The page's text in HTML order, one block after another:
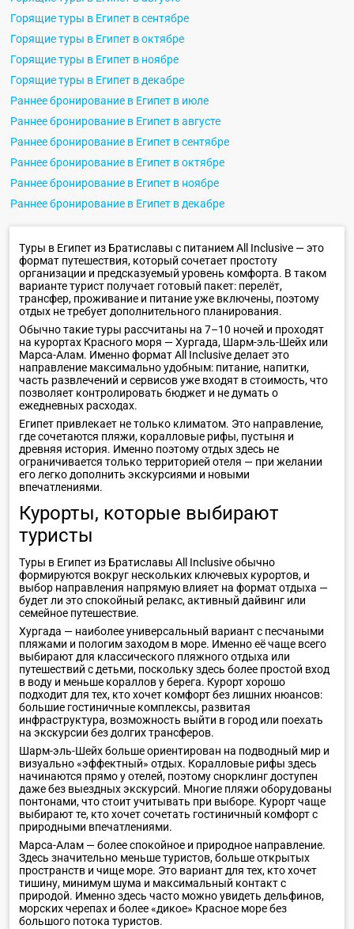
Горящие туры в Египет в сентябре
Горящие туры в Египет в октябре
Горящие туры в Египет в ноябре
Горящие туры в Египет в декабре
Раннее бронирование в Египет в июле
Раннее бронирование в Египет в августе
Раннее бронирование в Египет в сентябре
Раннее бронирование в Египет в октябре
Раннее бронирование в Египет в ноябре
Раннее бронирование в Египет в декабре
Туры в Египет из Братиславы с питанием All Inclusive — это
формат путешествия, который сочетает простоту
организации и предсказуемый уровень комфорта. В таком
варианте турист получает готовый пакет: перелёт,
трансфер, проживание и питание уже включены, поэтому
отдых не требует дополнительного планирования.
Обычно такие туры рассчитаны на 7–10 ночей и проходят
на курортах Красного моря — Хургада, Шарм-эль-Шейх или
Марса-Алам. Именно формат All Inclusive делает это
направление максимально удобным: питание, напитки,
часть развлечений и сервисов уже входят в стоимость, что
позволяет контролировать бюджет и не думать о
ежедневных расходах.
Египет привлекает не только климатом. Это направление,
где сочетаются пляжи, коралловые рифы, пустыня и
древняя история. Именно поэтому отдых здесь не
ограничивается только территорией отеля — при желании
его легко дополнить экскурсиями и новыми
впечатлениями.
Курорты, которые выбирают
туристы
Туры в Египет из Братиславы All Inclusive обычно
формируются вокруг нескольких ключевых курортов, и
выбор направления напрямую влияет на формат отдыха —
будет ли это спокойный релакс, активный дайвинг или
семейное путешествие.
Хургада — наиболее универсальный вариант с песчаными
пляжами и пологим заходом в море. Именно её чаще всего
выбирают для классического пляжного отдыха или
путешествий с детьми, поскольку здесь более простой вход
в воду и меньше кораллов у берега. Курорт хорошо
подходит для тех, кто хочет комфорт без лишних нюансов:
большие гостиничные комплексы, развитая
инфраструктура, возможность выйти в город или поехать
на экскурсии без долгих трансферов.
Шарм-эль-Шейх больше ориентирован на подводный мир и
визуально «эффектный» отдых. Коралловые рифы здесь
начинаются прямо у отелей, поэтому снорклинг доступен
даже без выездных экскурсий. Многие пляжи оборудованы
понтонами, что стоит учитывать при выборе. Курорт чаще
выбирают те, кто хочет сочетать гостиничный комфорт с
природными впечатлениями.
Марса-Алам — более спокойное и природное направление.
Здесь значительно меньше туристов, больше открытых
пространств и чище море. Это вариант для тех, кто хочет
тишину, минимум шума и максимальный контакт с
природой. Именно здесь часто можно увидеть дельфинов,
морских черепах и более «дикое» Красное море без
большого потока туристов.